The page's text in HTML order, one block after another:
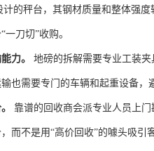
计的秤台，其钢材质量和整体强
刀切”收购。
力。 地磅的拆解需要专业工装
也需要专门的车辆和起重设备，
靠谱的回收商会派专业人员上
而不是用“高价回收”的噱头吸引